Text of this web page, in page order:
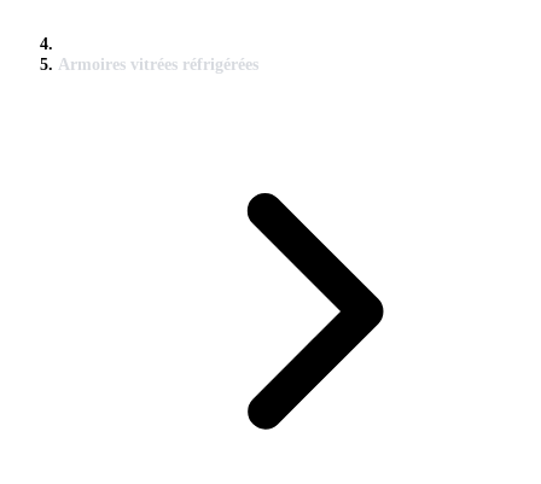
Armoires vitrées réfrigérées